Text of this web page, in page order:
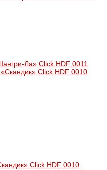
Ла» Click HDF 0011
Click HDF 0010